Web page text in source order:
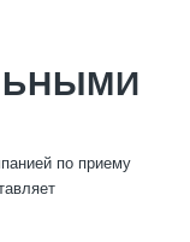
по приему